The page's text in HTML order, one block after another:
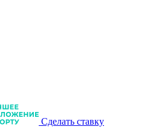
Сделать ставку